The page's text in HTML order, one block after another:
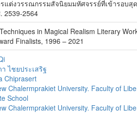
แต่งวรรณกรรมสัจนิยมมหัศจรรย์ที่เข้ารอบสุ
2539-2564
in Magical Realism Literary
Finalists, 1996 – 2021
ไชยประเสริฐ
Chiprasert
Chalermprakiet University. Faculty of
School
Chalermprakiet University. Faculty of